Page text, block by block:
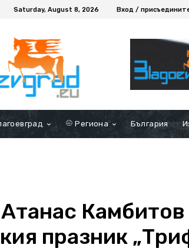
Saturday, August 8, 2026 Вход /
Региона България
Камбитов
празник